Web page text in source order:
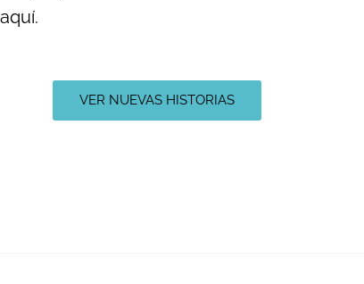
VER NUEVAS HISTORIAS